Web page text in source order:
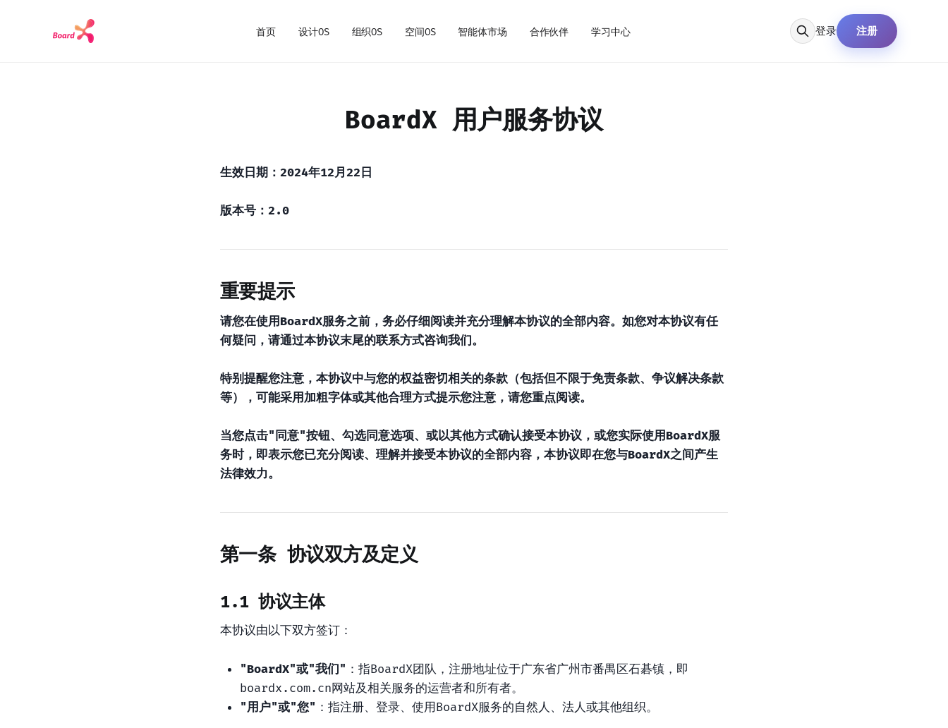
首页 设计OS 组织OS 空间OS 智能体市场 合作伙伴 学习中心 登录 注册
BoardX 用户服务协议
生效日期：2024年12月22日
版本号：2.0
重要提示
请您在使用BoardX服务之前，务必仔细阅读并充分理解本协议的全部内容。如您对本协议有任
何疑问，请通过本协议末尾的联系方式咨询我们。
特别提醒您注意，本协议中与您的权益密切相关的条款（包括但不限于免责条款、争议解决条款
等），可能采用加粗字体或其他合理方式提示您注意，请您重点阅读。
当您点击"同意"按钮、勾选同意选项、或以其他方式确认接受本协议，或您实际使用BoardX服
务时，即表示您已充分阅读、理解并接受本协议的全部内容，本协议即在您与BoardX之间产生
法律效力。
第一条 协议双方及定义
1.1 协议主体
本协议由以下双方签订：
"BoardX"或"我们" ：指BoardX团队，注册地址位于广东省广州市番禺区石碁镇，即
boardx.com.cn网站及相关服务的运营者和所有者。
"用户"或"您" ：指注册、登录、使用BoardX服务的自然人、法人或其他组织。